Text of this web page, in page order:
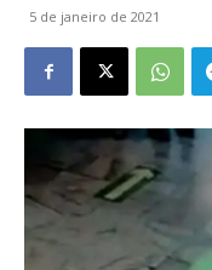
5 de janeiro de 2021